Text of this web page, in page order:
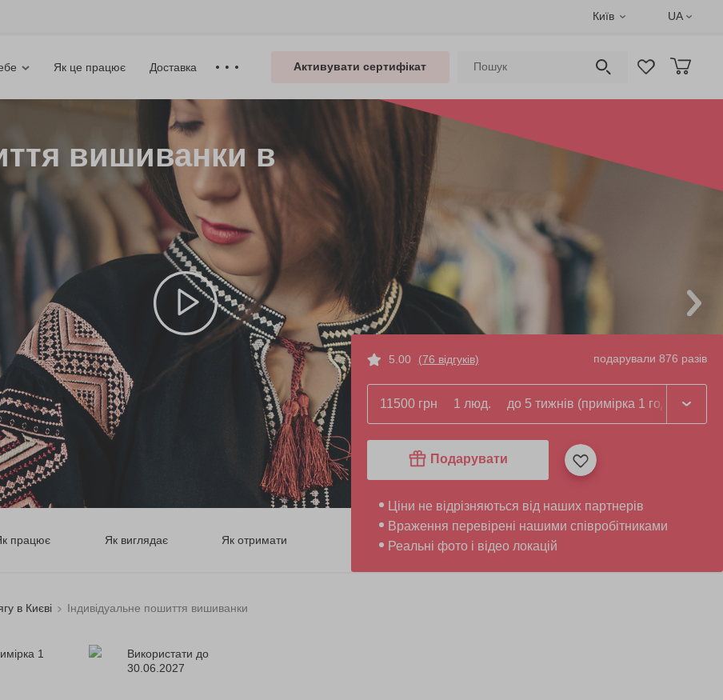
Київ UA
Як це працює Доставка Активувати сертифікат
вишиванки в
працює Як виглядає Як отримати
5.00 (76 відгуків) подарували 876 разів
11500 грн 1 люд. до 5 тижнів (примірка 1 год.)
Подарувати
Ціни не відрізняються від наших партнерів
Враження перевірені нашими співробітниками
Реальні фото і відео локацій
в Києві Індивідуальне пошиття вишиванки
1
Використати до
30.06.2027